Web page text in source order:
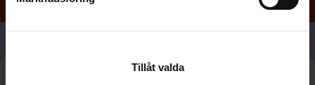
Tillåt valda